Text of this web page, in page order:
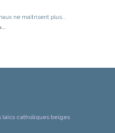
ne maîtrisent plus...
laïcs catholiques belges